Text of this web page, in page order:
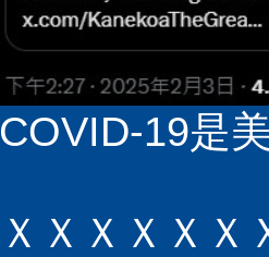
COVID-19是
ＸＸＸＸＸ